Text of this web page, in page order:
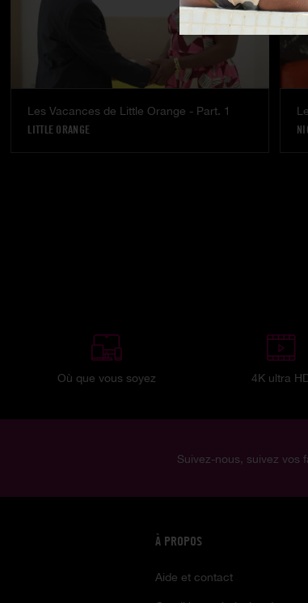
Les Vacances de Little Orange - Part. 1
LITTLE ORANGE
Où que vous soyez 4K ultra
Suivez-nous, suivez vos
À PROPOS
Aide et contact